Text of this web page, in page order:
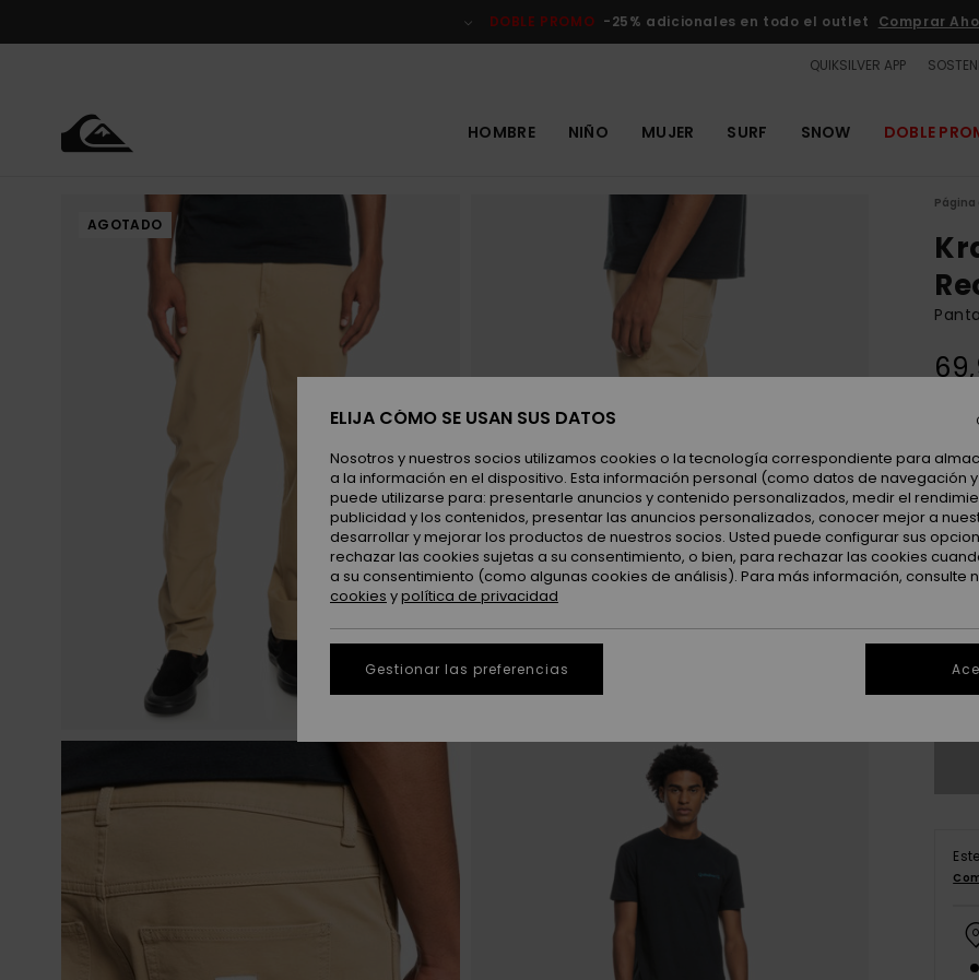
del
DOBLE PROMO -25% adicionales en todo el outlet Comprar
QUIKSILVER APP
HOMBRE NIÑO MUJER SURF SNOW DOBLE
AGOTADO
Página
36
ELIJA CÓMO SE USAN SUS DATOS
Nosotros y nuestros socios utilizamos cookies o la tecnología correspondiente para
a la información en el dispositivo. Esta información personal (como datos de navegación
puede utilizarse para: presentarle anuncios y contenido personalizados, medir el
publicidad y los contenidos, presentar las anuncios personalizados, conocer mejor a
desarrollar y mejorar los productos de nuestros socios. Usted puede configurar sus
rechazar las cookies sujetas a su consentimiento, o bien, para rechazar las cookies
a su consentimiento (como algunas cookies de análisis). Para más información, consulte
cookies ypolítica de privacidad
Gestionar las preferencias